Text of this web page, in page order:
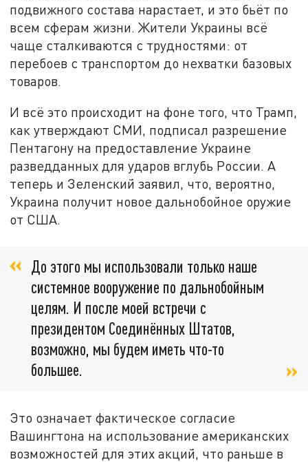
подвижного состава нарастает, и это бьёт по
всем сферам жизни. Жители Украины всё
чаще сталкиваются с трудностями: от
перебоев с транспортом до нехватки базовых
товаров.
И всё это происходит на фоне того, что Трамп,
как утверждают СМИ, подписал разрешение
Пентагону на предоставление Украине
разведданных для ударов вглубь России. А
теперь и Зеленский заявил, что, вероятно,
Украина получит новое дальнобойное оружие
от США.
До этого мы использовали только наше
системное вооружение по дальнобойным
целям. И после моей встречи с
президентом Соединённых Штатов,
возможно, мы будем иметь что-то
большее.
Это означает фактическое согласие
Вашингтона на использование американских
возможностей для этих акций, что раньше в